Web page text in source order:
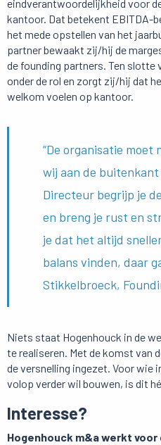
eindverantwoordelijkheid voor
kantoor. Dat betekent EBITDA-
het mede opstellen van het
partner bewaakt zij/hij de
de founding partners. Ten
onder de rol en zorgt zij/hij dat
welkom voelen op kantoor.
“De organisatie moet
wij aan de
Directeur begrijp je
en breng je rust en
je dat het altijd
balans vinden, daar
Stikkelbroeck,
Niets staat Hogenhouck in de
te realiseren. Met de komst van
de versnelling ingezet. Voor wie
volop verder wil bouwen, is dit
Interesse?
Hogenhouck m&a werkt voor